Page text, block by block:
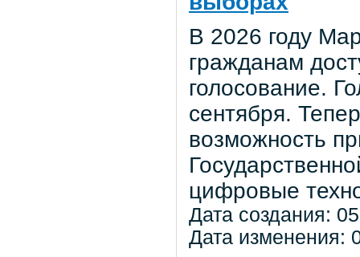
В 2026 году
гражданам
голосование.
сентября.
возможность
цифровые
Дата создания:
Дата изменения: